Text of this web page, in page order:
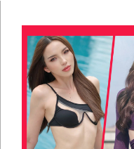
สวย
มีชื่อ
เสียง
คน
ดัง
Navigation